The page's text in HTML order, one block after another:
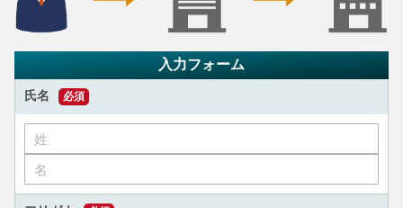
入力フォーム
氏名 必須